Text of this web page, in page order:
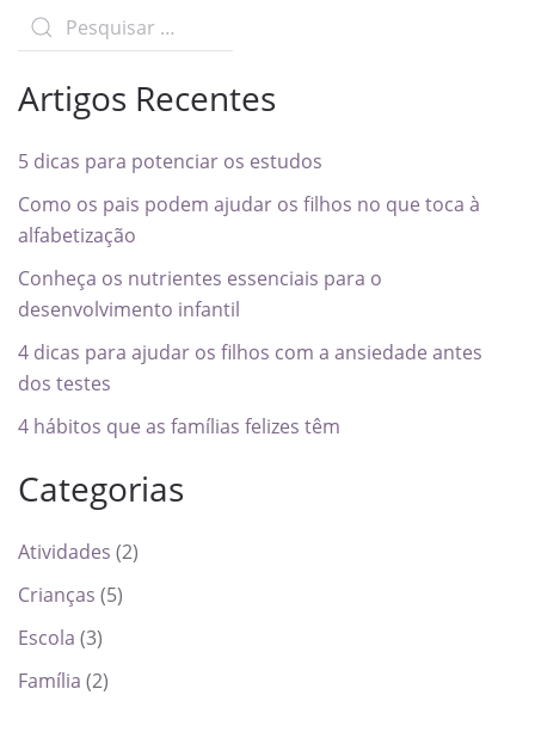
Artigos Recentes
5 dicas para potenciar os estudos
Como os pais podem ajudar os filhos no que toca à
alfabetização
Conheça os nutrientes essenciais para o
desenvolvimento infantil
4 dicas para ajudar os filhos com a ansiedade antes
dos testes
4 hábitos que as famílias felizes têm
Categorias
Atividades (2)
Crianças (5)
Escola (3)
Família (2)